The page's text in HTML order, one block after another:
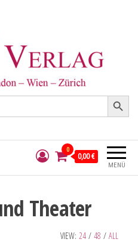
Search Button
MENÜ
0
0,00 €
Theater
VIEW: 24 / 48 / ALL